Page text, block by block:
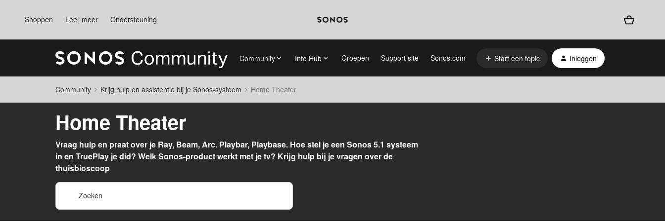
Shoppen Leer meer Ondersteuning
Community Info Hub Groepen Support site Sonos.com Start een topic Inloggen
Community Krijg hulp en assistentie bij je Sonos-systeem Home Theater
Home Theater
Vraag hulp en praat over je Ray, Beam, Arc. Playbar, Playbase. Hoe stel je een Sonos 5.1 systeem
in en TruePlay je did? Welk Sonos-product werkt met je tv? Krijg hulp bij je vragen over de
thuisbioscoop